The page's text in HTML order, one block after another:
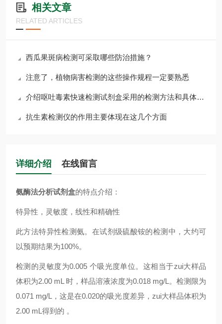
相关文章
RELATED ARTICLES
西瓜果斑病检测可采取哪些防治措施？
注意了，植物病害检测的这些操作规程一定要熟悉
介绍呕吐毒素快速检测试剂盒采用的检测方法和具体的操作步骤
抗生素检测仪的作用主要体现在这几个方面
详细介绍 在线留言
氨酶法分析试剂盒的特点介绍：
特异性，灵敏度，线性和精确性
此方法特异性检测氨。在试剂级硫酸铵的检测中，大约可
以预期结果为100%。
检测的灵敏度为0.005 个吸光度单位。这相当于zui大样品
体积为2.00 mL 时，样品溶液浓度为0.018 mg/L。检测限为
0.071 mg/L，这是在0.020的吸光度差异，zui大样品体积为
2.00 mL得到的 。